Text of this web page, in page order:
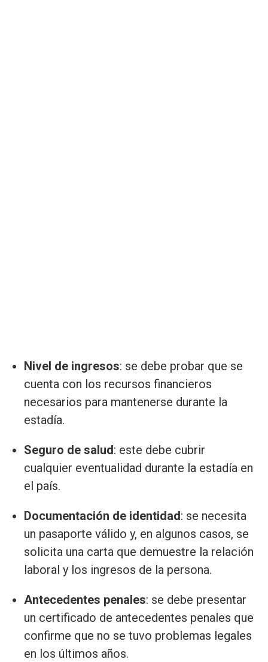
Nivel de ingresos: se debe probar que se
cuenta con los recursos financieros
necesarios para mantenerse durante la
estadía.
Seguro de salud: este debe cubrir
cualquier eventualidad durante la estadía en
el país.
Documentación de identidad: se necesita
un pasaporte válido y, en algunos casos, se
solicita una carta que demuestre la relación
laboral y los ingresos de la persona.
Antecedentes penales: se debe presentar
un certificado de antecedentes penales que
confirme que no se tuvo problemas legales
en los últimos años.